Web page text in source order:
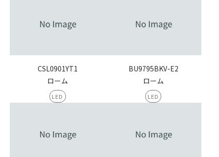
CSL0901YT1
ローム
LED
BU9795BKV-E2
ローム
LED